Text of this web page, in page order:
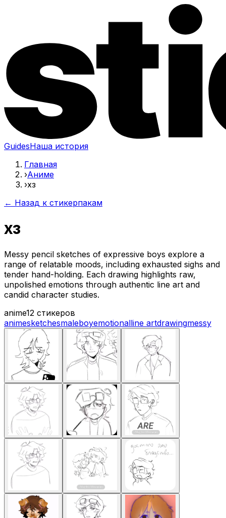
GuidesНаша история
Главная
›Аниме
›хз
← Назад к стикерпакам
хз
Messy pencil sketches of expressive boys explore a
range of relatable moods, including exhausted sighs and
tender hand-holding. Each drawing highlights raw,
unpolished emotions through authentic line art and
candid character studies.
anime12 стикеров
animesketchesmaleboyemotionalline artdrawingmessy